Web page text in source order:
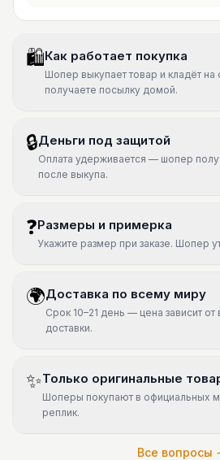
🛍Как работает покупка
Шопер выкупает товар и кладёт
получаете посылку домой.
🔒Деньги под защитой
Оплата удерживается — шопер
после выкупа.
❓Размеры и примерка
Укажите размер при заказе. Шопер
🌍Доставка по всему миру
Срок 10–21 день — цена зависит от
доставки.
✨Только оригинальные
Шоперы покупают в официальных
реплик.
Все вопросы